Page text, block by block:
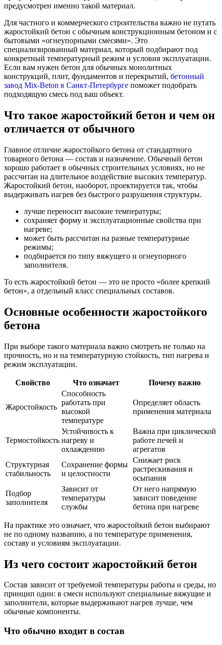
предусмотрен именно такой материал.
Для частного и коммерческого строительства важно не путать
жаростойкий бетон с обычным конструкционным бетоном и с
бытовыми «огнеупорными смесями». Это
специализированный материал, который подбирают под
конкретный температурный режим и условия эксплуатации.
Если вам нужен бетон для обычных монолитных
конструкций, плит, фундаментов и перекрытий, бетонный
завод Mix-Beton в Санкт-Петербурге поможет подобрать
подходящую смесь под ваш объект.
Что такое жаростойкий бетон и чем он
отличается от обычного
Главное отличие жаростойкого бетона от стандартного
товарного бетона — состав и назначение. Обычный бетон
хорошо работает в обычных строительных условиях, но не
рассчитан на длительное воздействие высоких температур.
Жаростойкий бетон, наоборот, проектируется так, чтобы
выдерживать нагрев без быстрого разрушения структуры.
лучше переносит высокие температуры;
сохраняет форму и эксплуатационные свойства при
нагреве;
может быть рассчитан на разные температурные
режимы;
подбирается по типу вяжущего и огнеупорного
заполнителя.
То есть жаростойкий бетон — это не просто «более крепкий
бетон», а отдельный класс специальных составов.
Основные особенности жаростойкого
бетона
При выборе такого материала важно смотреть не только на
прочность, но и на температурную стойкость, тип нагрева и
режим эксплуатации.
Свойство Что означает Почему важно
Жаростойкость
Способность
работать при
высокой
температуре
Определяет область
применения материала
Термостойкость
Устойчивость к
нагреву и
охлаждению
Важна при циклической
работе печей и
агрегатов
Структурная
стабильность
Сохранение формы
и целостности
Снижает риск
растрескивания и
осыпания
Подбор
заполнителя
Зависит от
температуры
службы
От него напрямую
зависит поведение
бетона при нагреве
На практике это означает, что жаростойкий бетон выбирают
не по одному названию, а по температуре применения,
составу и условиям эксплуатации.
Из чего состоит жаростойкий бетон
Состав зависит от требуемой температуры работы и среды, но
принцип один: в смеси используют специальные вяжущие и
заполнители, которые выдерживают нагрев лучше, чем
обычные компоненты.
Что обычно входит в состав